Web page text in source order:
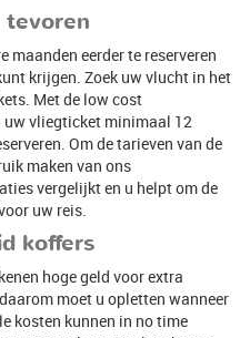
tevoren
maanden eerder te reserveren
krijgen. Zoek uw vlucht in het
Met de low cost
vliegticket minimaal 12
Om de tarieven van de
maken van ons
vergelijkt en u helpt om de
uw reis.
koffers
hoge geld voor extra
moet u opletten wanneer
kosten kunnen in no time